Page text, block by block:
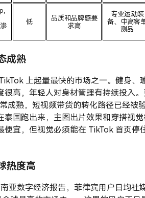
低
品质和品牌感要
求高
专业运动装
备、中高客
测品
成熟
上起量最快的市场之一。健身、
很高，年轻人对身材管理有持续投入。
成熟，短视频带货的转化路径已经被
泰国跑出来，主图出片效果和穿搭视觉
便宜，但视觉必须能在 TikTok 首页停
热度高
亚数字经济报告，菲律宾用户日均社